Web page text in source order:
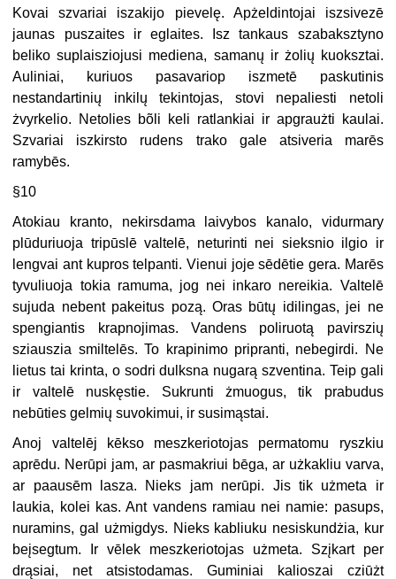
Kovai szvariai iszakijo pievelę. Apżeldintojai iszsivezē
jaunas puszaites ir eglaites. Isz tankaus szabaksztyno
beliko suplaisziojusi mediena, samanų ir żolių kuoksztai.
Auliniai, kuriuos pasavariop iszmetē paskutinis
nestandartinių inkilų tekintojas, stovi nepaliesti netoli
żvyrkelio. Netolies bõli keli ratlankiai ir apgraużti kaulai.
Szvariai iszkirsto rudens trako gale atsiveria marēs
ramybēs.
§10
Atokiau kranto, nekirsdama laivybos kanalo, vidurmary
plūduriuoja tripūslē valtelē, neturinti nei sieksnio ilgio ir
lengvai ant kupros telpanti. Vienui joje sēdētie gera. Marēs
tyvuliuoja tokia ramuma, jog nei inkaro nereikia. Valtelē
sujuda nebent pakeitus pozą. Oras būtų idilingas, jei ne
spengiantis krapnojimas. Vandens poliruotą pavirszių
sziauszia smiltelēs. To krapinimo pripranti, nebegirdi. Ne
lietus tai krinta, o sodri dulksna nugarą szventina. Teip gali
ir valtelē nuskęstie. Sukrunti żmuogus, tik prabudus
nebūties gelmių suvokimui, ir susimąstai.
Anoj valtelēj kēkso meszkeriotojas permatomu ryszkiu
aprēdu. Nerūpi jam, ar pasmakriui bēga, ar użkakliu varva,
ar paausēm lasza. Nieks jam nerūpi. Jis tik użmeta ir
laukia, kolei kas. Ant vandens ramiau nei namie: pasups,
nuramins, gal użmigdys. Nieks kabliuku nesiskundżia, kur
beįsegtum. Ir vēlek meszkeriotojas użmeta. Szįkart per
drąsiai, net atsistodamas. Guminiai kalioszai cziūżt